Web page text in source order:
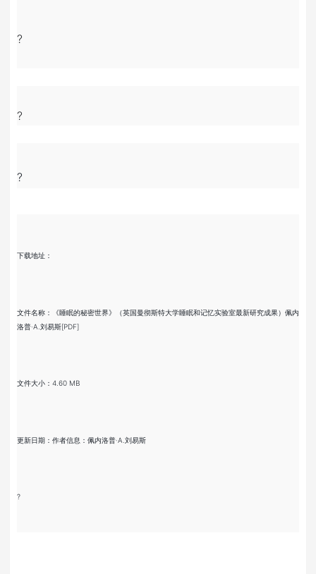
?
?
?
下载地址：
文件名称：《睡眠的秘密世界》（英国曼彻斯特大学睡眠和记忆实验室最新研究成果）佩内
洛普·A.刘易斯[PDF]
文件大小：4.60 MB
更新日期：作者信息：佩内洛普·A.刘易斯
?